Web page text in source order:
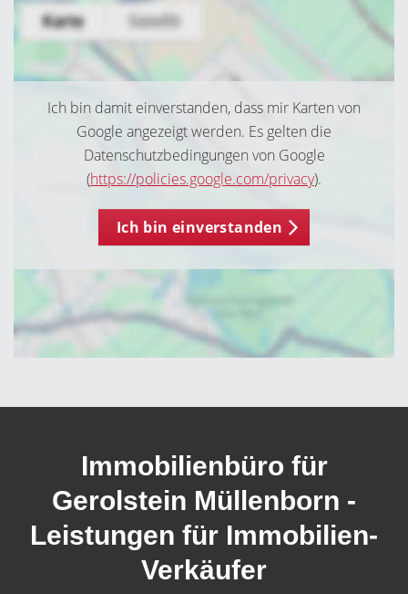
Ich bin damit einverstanden, dass mir Karten von
Google angezeigt werden. Es gelten die
Datenschutzbedingungen von Google
(https://policies.google.com/privacy).
Ich bin einverstanden
Immobilienbüro für
Gerolstein Müllenborn -
Leistungen für Immobilien-
Verkäufer